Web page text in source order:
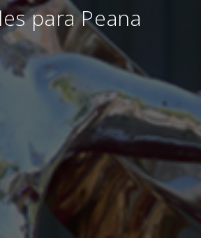
para Peana